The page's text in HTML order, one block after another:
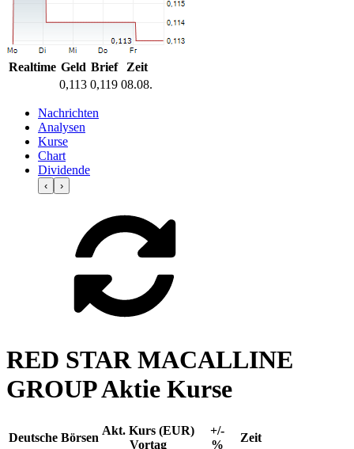
Realtime Geld Brief
Zeit
0,113 0,119 08.08.
Nachrichten
Analysen
Kurse
Chart
Dividende
‹ ›
RED STAR MACALLINE
GROUP Aktie Kurse
Deutsche Börsen
Akt. Kurs (EUR)
Vortag
+/-
%
Zeit